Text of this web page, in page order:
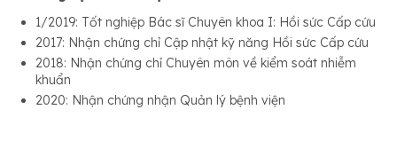
1/2019: Tốt nghiệp Bác sĩ Chuyên khoa I: Hồi sức Cấp cứu
2017: Nhận chứng chỉ Cập nhật kỹ năng Hồi sức Cấp cứu
2018: Nhận chứng chỉ Chuyên môn về kiểm soát nhiễm
khuẩn
2020: Nhận chứng nhận Quản lý bệnh viện